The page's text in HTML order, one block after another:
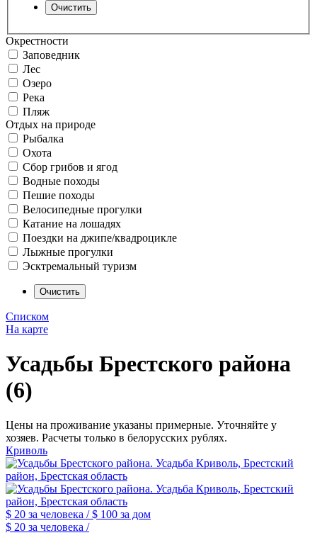
Окрестности
Заповедник
Лес
Озеро
Река
Пляж
Отдых на природе
Рыбалка
Охота
Сбор грибов и ягод
Водные походы
Пешие походы
Велосипедные прогулки
Катание на лошадях
Поездки на джипе/квадроцикле
Лыжные прогулки
Эсктремальный туризм
Списком
На карте
Усадьбы Брестского района
(6)
Цены на проживание указаны примерные. Уточняйте у
хозяев. Расчеты только в белорусских рублях.
Криволь
$ 20 за человека /$ 100 за дом
$ 20 за человека /